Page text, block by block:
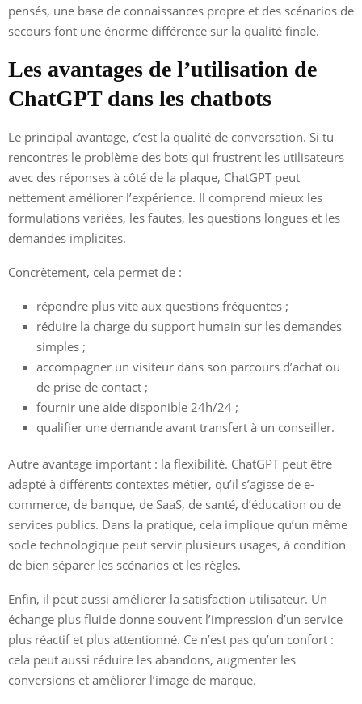
pensés, une base de connaissances propre et des scénarios de
secours font une énorme différence sur la qualité finale.
Les avantages de l’utilisation de
ChatGPT dans les chatbots
Le principal avantage, c’est la qualité de conversation. Si tu
rencontres le problème des bots qui frustrent les utilisateurs
avec des réponses à côté de la plaque, ChatGPT peut
nettement améliorer l’expérience. Il comprend mieux les
formulations variées, les fautes, les questions longues et les
demandes implicites.
Concrètement, cela permet de :
répondre plus vite aux questions fréquentes ;
réduire la charge du support humain sur les demandes
simples ;
accompagner un visiteur dans son parcours d’achat ou
de prise de contact ;
fournir une aide disponible 24h/24 ;
qualifier une demande avant transfert à un conseiller.
Autre avantage important : la flexibilité. ChatGPT peut être
adapté à différents contextes métier, qu’il s’agisse de e-
commerce, de banque, de SaaS, de santé, d’éducation ou de
services publics. Dans la pratique, cela implique qu’un même
socle technologique peut servir plusieurs usages, à condition
de bien séparer les scénarios et les règles.
Enfin, il peut aussi améliorer la satisfaction utilisateur. Un
échange plus fluide donne souvent l’impression d’un service
plus réactif et plus attentionné. Ce n’est pas qu’un confort :
cela peut aussi réduire les abandons, augmenter les
conversions et améliorer l’image de marque.